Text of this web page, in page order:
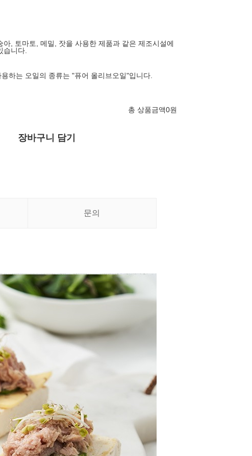
아, 토마토, 메밀, 잣을 사용한 제품과 같은 제조시설에
습니다.
하는 오일의 종류는 "퓨어 올리브오일"입니다.
총 상품금액0원
장바구니 담기
문의